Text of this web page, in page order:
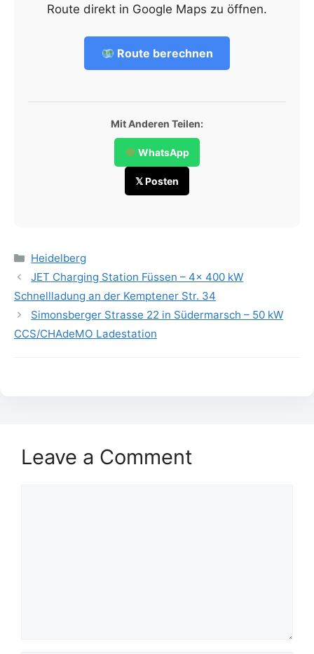
Route direkt in Google Maps zu öffnen.
Route berechnen
Mit Anderen Teilen:
WhatsApp
𝕏 Posten
Categories
Heidelberg
JET Charging Station Füssen – 4x 400 kW
Schnellladung an der Kemptener Str. 34
Simonsberger Strasse 22 in Südermarsch – 50 kW
CCS/CHAdeMO Ladestation
Leave a Comment